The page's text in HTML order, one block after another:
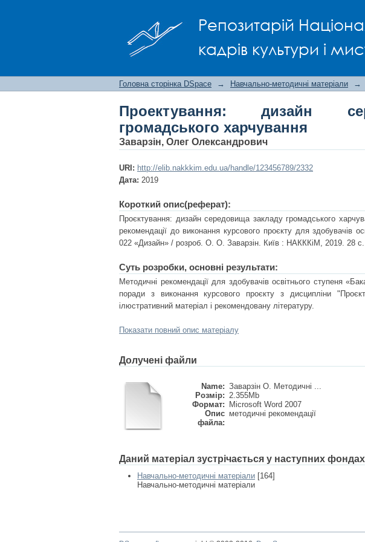
Репозитарій
кадрів культури і
Головна сторінка DSpace → Навчально-методичні матеріали →
Проектування: дизайн
громадського харчування
Заварзін, Олег Олександрович
URI: http://elib.nakkkim.edu.ua/handle/123456789/2332
Дата: 2019
Короткий опис(реферат):
Проєктування: дизайн середовища закладу громадського
рекомендації до виконання курсового проєкту для здобувачів
022 «Дизайн» / розроб. О. О. Заварзін. Київ : НАКККіМ, 2019. 28 с.
Суть розробки, основні результати:
Методичні рекомендації для здобувачів освітнього ступеня
поради з виконання курсового проєкту з дисципліни
ілюстративний матеріал і рекомендовану літературу.
Показати повний опис матеріалу
Долучені файли
Name: Заварзін О. Методичні ...
Розмір: 2.355Mb
Формат:
Microsoft Word 2007
Опис
файла:
методичні рекомендації
Даний матеріал зустрічається у наступних фондах
Навчально-методичні матеріали [164]
Навчально-методичні матеріали